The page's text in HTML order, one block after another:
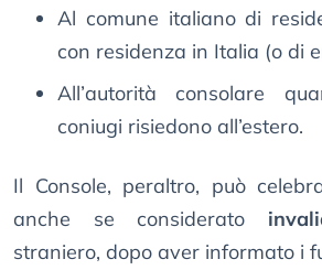
Al comune italiano di
con residenza in Italia (o di
All’autorità consolare
coniugi risiedono all’estero.
Il Console, peraltro, può
anche se considerato
straniero, dopo aver informato i